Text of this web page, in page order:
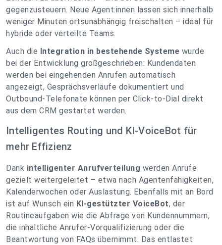
gegenzusteuern. Neue Agent:innen lassen sich innerhalb
weniger Minuten ortsunabhängig freischalten – ideal für
hybride oder verteilte Teams.
Auch die Integration in bestehende Systeme wurde
bei der Entwicklung großgeschrieben: Kundendaten
werden bei eingehenden Anrufen automatisch
angezeigt, Gesprächsverläufe dokumentiert und
Outbound-Telefonate können per Click-to-Dial direkt
aus dem CRM gestartet werden.
Intelligentes Routing und KI-VoiceBot für
mehr Effizienz
Dank intelligenter Anrufverteilung werden Anrufe
gezielt weitergeleitet – etwa nach Agentenfähigkeiten,
Kalenderwochen oder Auslastung. Ebenfalls mit an Bord
ist auf Wunsch ein KI-gestützter VoiceBot, der
Routineaufgaben wie die Abfrage von Kundennummern,
die inhaltliche Anrufer-Vorqualifizierung oder die
Beantwortung von FAQs übernimmt. Das entlastet